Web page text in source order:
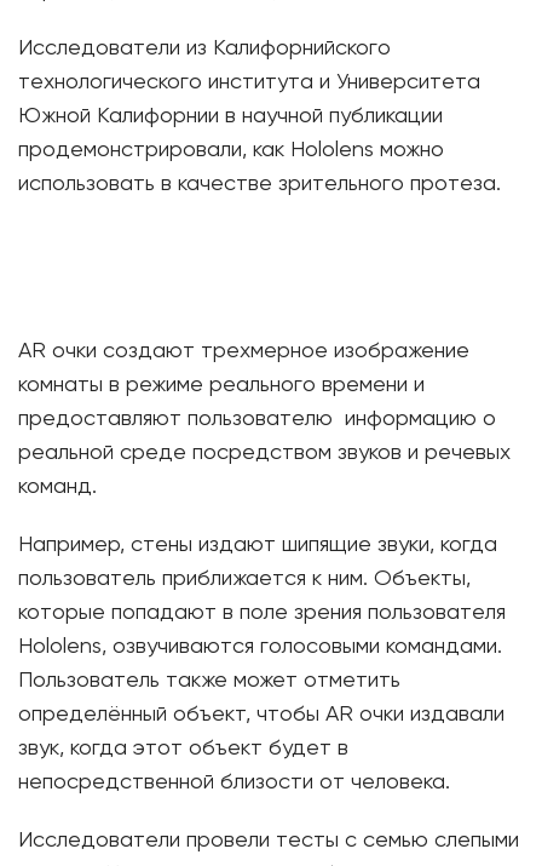
Исследователи из Калифорнийского
технологического института и Университета
Южной Калифорнии в научной публикации
продемонстрировали, как Hololens можно
использовать в качестве зрительного протеза.
AR очки создают трехмерное изображение
комнаты в режиме реального времени и
предоставляют пользователю информацию о
реальной среде посредством звуков и речевых
команд.
Например, стены издают шипящие звуки, когда
пользователь приближается к ним. Объекты,
которые попадают в поле зрения пользователя
Hololens, озвучиваются голосовыми командами.
Пользователь также может отметить
определённый объект, чтобы AR очки издавали
звук, когда этот объект будет в
непосредственной близости от человека.
Исследователи провели тесты с семью слепыми